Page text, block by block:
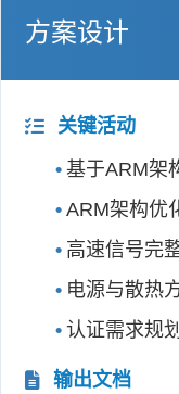
方案设计
关键活动
基于ARM架
ARM架构优
高速信号完
电源与散热
认证需求规划
输出文档